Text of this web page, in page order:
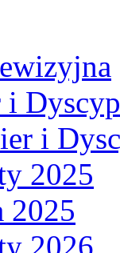
i
i
2025
2025
2026